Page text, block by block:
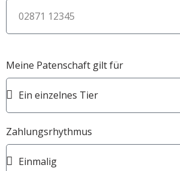
Meine Patenschaft gilt für
Zahlungsrhythmus